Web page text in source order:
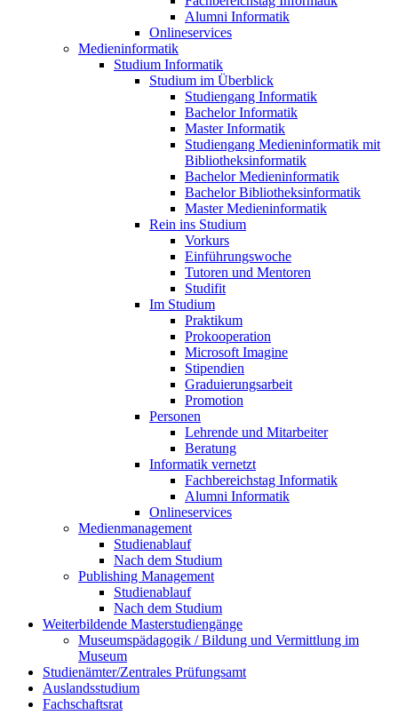
Alumni Informatik
Onlineservices
Medieninformatik
Studium Informatik
Studium im Überblick
Studiengang Informatik
Bachelor Informatik
Master Informatik
Studiengang Medieninformatik mit
Bibliotheksinformatik
Bachelor Medieninformatik
Bachelor Bibliotheksinformatik
Master Medieninformatik
Rein ins Studium
Vorkurs
Einführungswoche
Tutoren und Mentoren
Studifit
Im Studium
Praktikum
Prokooperation
Microsoft Imagine
Stipendien
Graduierungsarbeit
Promotion
Personen
Lehrende und Mitarbeiter
Beratung
Informatik vernetzt
Fachbereichstag Informatik
Alumni Informatik
Onlineservices
Medienmanagement
Studienablauf
Nach dem Studium
Publishing Management
Studienablauf
Nach dem Studium
Weiterbildende Masterstudiengänge
Museumspädagogik / Bildung und Vermittlung im
Museum
Studienämter/Zentrales Prüfungsamt
Auslandsstudium
Fachschaftsrat